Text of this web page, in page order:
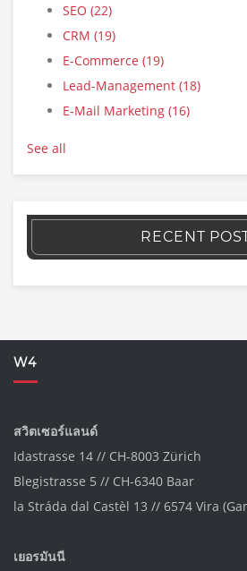
SEO (22)
CRM (19)
E-Commerce (19)
Lead-Management (18)
E-Mail Marketing (16)
See all
RECENT
W4
สวิตเซอร์แลนด์
Idastrasse 14 // CH-8003 Zürich
Blegistrasse 5 // CH-6340 Baar
la Stráda dal Castèl 13 // 6574 Vira
เยอรมันนี